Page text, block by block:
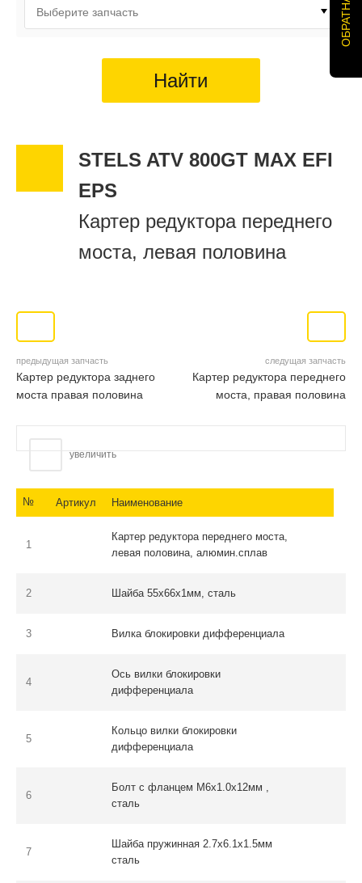
Выберите запчасть
Найти
STELS ATV 800GT MAX EFI
EPS
Картер редуктора переднего
моста, левая половина
предыдущая запчасть
Картер редуктора заднего
моста правая половина
следущая запчасть
Картер редуктора переднего
моста, правая половина
увеличить
№ Артикул Наименование
1
Картер редуктора переднего моста,
левая половина, алюмин.сплав
2 Шайба 55х66х1мм, сталь
3 Вилка блокировки дифференциала
4
Ось вилки блокировки
дифференциала
5
Кольцо вилки блокировки
дифференциала
6
Болт с фланцем M6х1.0х12мм ,
сталь
7
Шайба пружинная 2.7х6.1х1.5мм
сталь